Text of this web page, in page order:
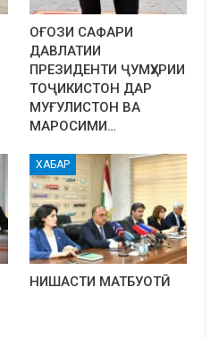
ОҒОЗИ САФАРИ
ДАВЛАТИИ
ПРЕЗИДЕНТИ ҶУМҲУРИИ
ТОҶИКИСТОН ДАР
МУҒУЛИСТОН ВА
МАРОСИМИ…
ХАБАР
НИШАСТИ МАТБУОТӢ